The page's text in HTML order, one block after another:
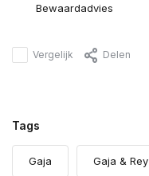
Bewaardadvies
Vergelijk Delen
Tags
Gaja Gaja & Rey